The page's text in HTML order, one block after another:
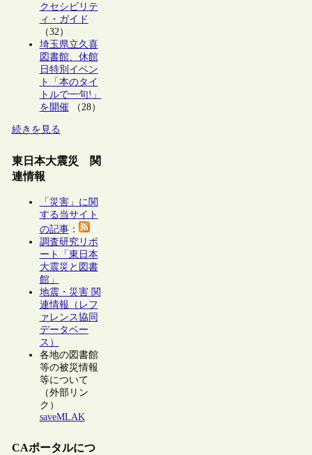
クセシビリテ
ィ・ガイド
（32）
埼玉県立久喜
図書館、休館
日特別イベン
ト「本のタイ
トルで一句!」
を開催（28）
続きを見る
東日本大震災 関
連情報
「災害」に関
する当サイト
の記事：
調査研究リポ
ート「東日本
大震災と図書
館」
地震・災害 関
連情報（レフ
ァレンス協同
データベー
ス）
各地の図書館
等の被災情報
等について
（外部リン
ク）
saveMLAK
CAポータルにつ